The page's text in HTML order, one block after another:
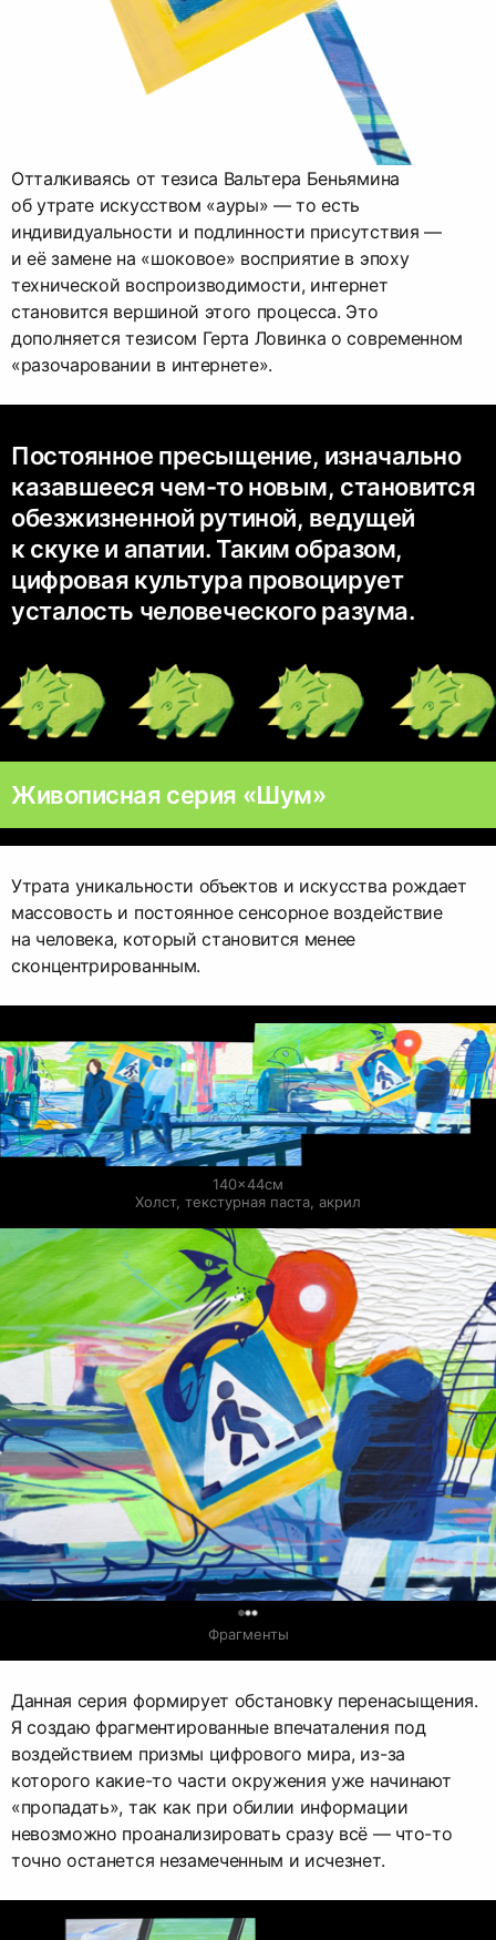
Отталкиваясь от тезиса Вальтера Беньямина
об утрате искусством «ауры» — то есть
индивидуальности и подлинности присутствия —
и её замене на «шоковое» восприятие в эпоху
технической воспроизводимости, интернет
становится вершиной этого процесса. Это
дополняется тезисом Герта Ловинка о современном
«разочаровании в интернете».
Постоянное пресыщение, изначально
казавшееся чем-то новым, становится
обезжизненной рутиной, ведущей
к скуке и апатии. Таким образом,
цифровая культура провоцирует
усталость человеческого разума.
Живописная серия «Шум»
Утрата уникальности объектов и искусства рождает
массовость и постоянное сенсорное воздействие
на человека, который становится менее
сконцентрированным.
140×44см
Холст, текстурная паста, акрил
Фрагменты
Данная серия формирует обстановку перенасыщения.
Я создаю фрагментированные впечаталения под
воздействием призмы цифрового мира, из-за
которого какие-то части окружения уже начинают
«пропадать», так как при обилии информации
невозможно проанализировать сразу всё — что-то
точно останется незамеченным и исчезнет.